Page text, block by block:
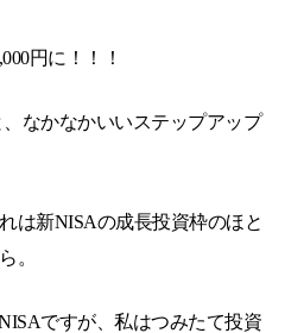
円に！！！
なかなかいいステップアップ
は新NISAの成長投資枠のほと
。
ですが、私はつみたて投資